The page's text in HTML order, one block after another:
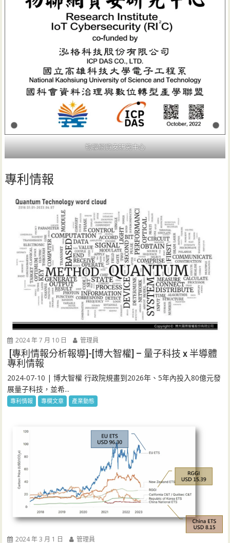
物聯網資安研究中心
專利情報
2024 年 7 月 10 日 管理員
[專利情報分析報導]-[博大智權] – 量子科技 x 半導體
專利情報
2024-07-10 | 博大智權 行政院規畫到2026年、5年內投入80億元發
展量子科技，並希...
專利情報 專欄文章 產業動態
2024 年 3 月 1 日 管理員